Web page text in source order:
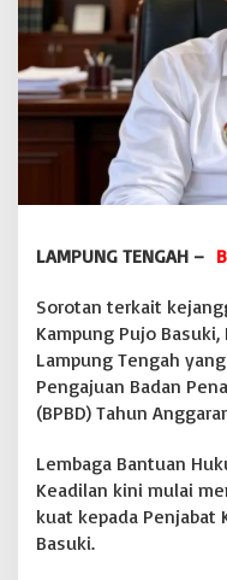
a
n
:
J
i
k
a
T
e
b
t
i
S
a
l
a
g
u
n
LAMPUNG TENGAH –
Sorotan terkait
Kampung Pujo
Lampung Tengah
Pengajuan Badan
(BPBD) Tahun
Lembaga Bantuan
Keadilan kini mulai
kuat kepada Penjabat
Basuki.